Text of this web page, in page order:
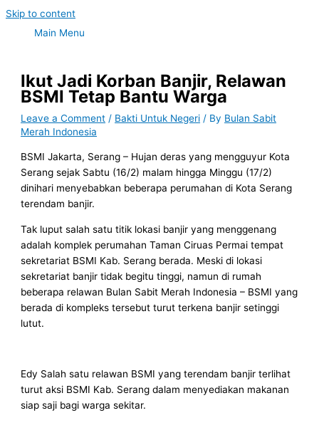
Skip to content
Main Menu
Ikut Jadi Korban Banjir, Relawan
BSMI Tetap Bantu Warga
Leave a Comment / Bakti Untuk Negeri / By Bulan Sabit
Merah Indonesia
BSMI Jakarta, Serang – Hujan deras yang mengguyur Kota
Serang sejak Sabtu (16/2) malam hingga Minggu (17/2)
dinihari menyebabkan beberapa perumahan di Kota Serang
terendam banjir.
Tak luput salah satu titik lokasi banjir yang menggenang
adalah komplek perumahan Taman Ciruas Permai tempat
sekretariat BSMI Kab. Serang berada. Meski di lokasi
sekretariat banjir tidak begitu tinggi, namun di rumah
beberapa relawan Bulan Sabit Merah Indonesia – BSMI yang
berada di kompleks tersebut turut terkena banjir setinggi
lutut.
Edy Salah satu relawan BSMI yang terendam banjir terlihat
turut aksi BSMI Kab. Serang dalam menyediakan makanan
siap saji bagi warga sekitar.